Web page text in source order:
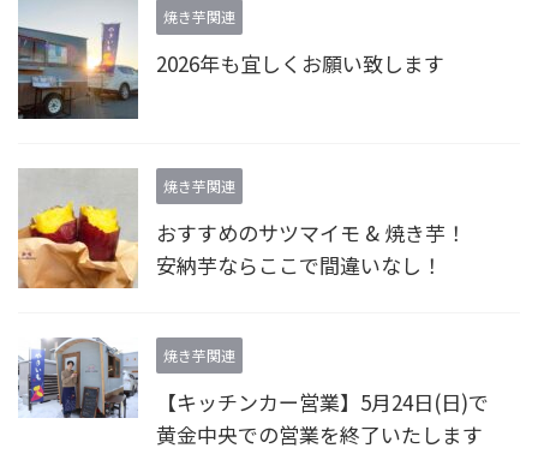
焼き芋関連
2026年も宜しくお願い致します
焼き芋関連
おすすめのサツマイモ & 焼き芋！
安納芋ならここで間違いなし！
焼き芋関連
【キッチンカー営業】5月24日(日)で
黄金中央での営業を終了いたします